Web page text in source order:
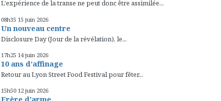
L'expérience de la transe ne peut donc être assimilée...
08h35 15 juin 2026
Un nouveau centre
Disclosure Day (Jour de la révélation), le...
17h25 14 juin 2026
10 ans d’affinage
Retour au Lyon Street Food Festival pour fêter...
15h50 12 juin 2026